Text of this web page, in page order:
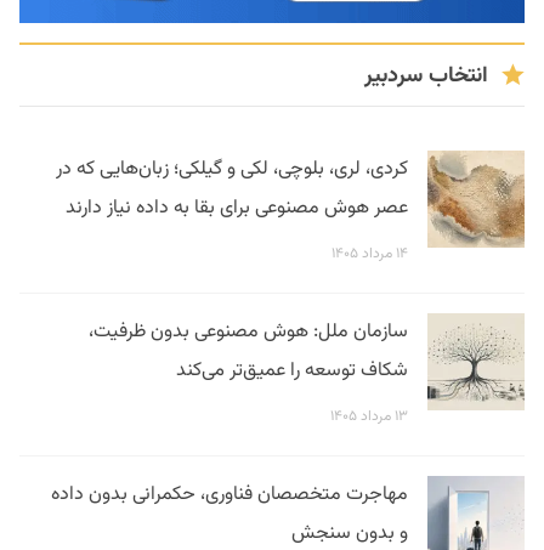
انتخاب سردبیر
کردی، لری، بلوچی، لکی و گیلکی؛ زبان‌هایی که در
عصر هوش مصنوعی برای بقا به داده نیاز دارند
۱۴ مرداد ۱۴۰۵
سازمان ملل: هوش مصنوعی بدون ظرفیت،
شکاف توسعه را عمیق‌تر می‌کند
۱۳ مرداد ۱۴۰۵
مهاجرت متخصصان فناوری، حکمرانی بدون داده
و بدون سنجش